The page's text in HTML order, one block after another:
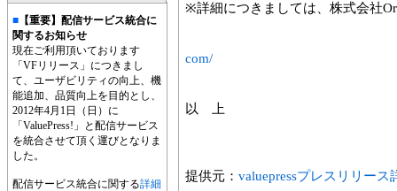
■ 【重要】配信サービス統合に
関するお知らせ
現在ご利用頂いております
「VFリリース」につきまし
て、ユーザビリティの向上、機
能追加、品質向上を目的とし、
2012年4月1日（日）に
「ValuePress!」と配信サービス
を統合させて頂く運びとなりま
した。
配信サービス統合に関する詳細
※詳細につきましては、株式会社
com/
以 上
提供元： valuepressプレスリリース